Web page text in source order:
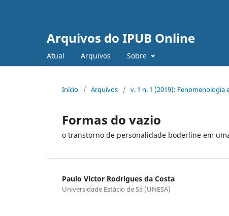
Arquivos do IPUB Online
Atual Arquivos Sobre
Início / Arquivos / v. 1 n. 1 (2019): Fenomenologia
Formas do vazio
o transtorno de personalidade boderline em
Paulo Victor Rodrigues da Costa
Universidade Estácio de Sá (UNESA)